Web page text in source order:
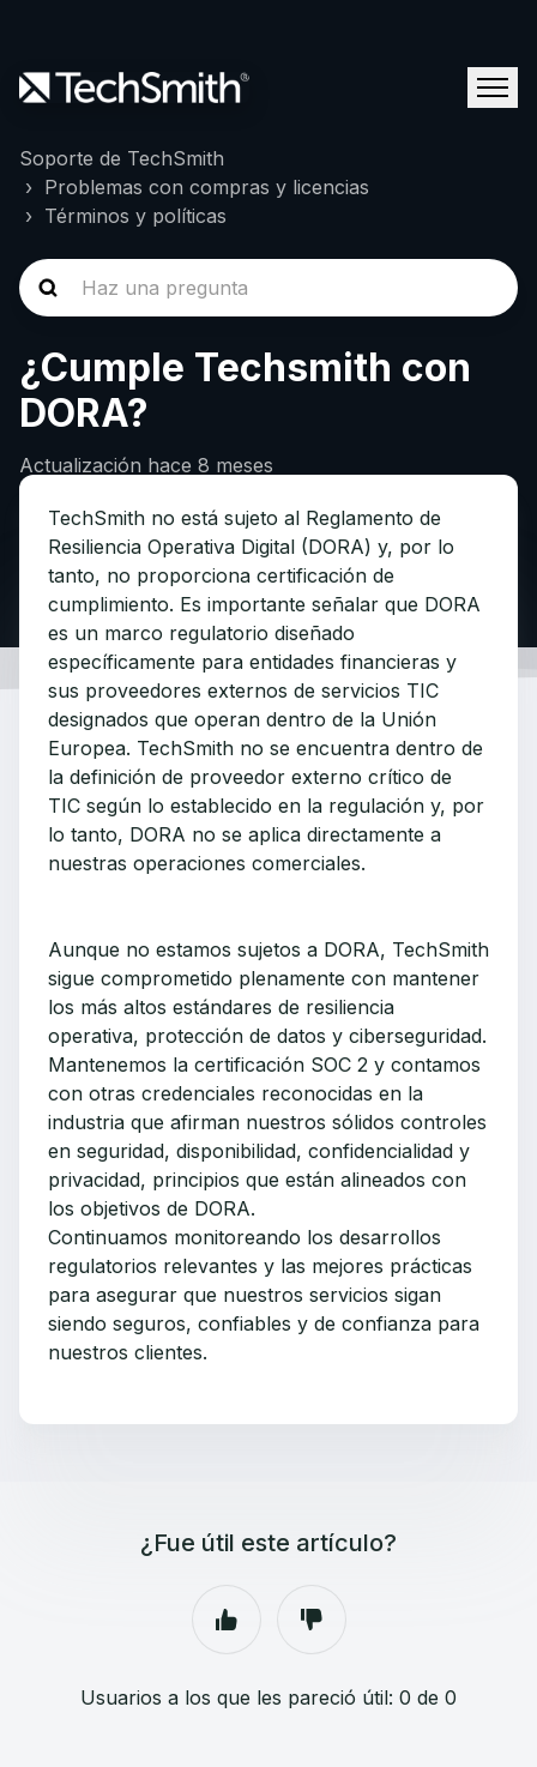
Soporte de TechSmith
Problemas con compras y licencias
Términos y políticas
¿Cumple Techsmith con
DORA?
Actualización hace 8 meses
TechSmith no está sujeto al Reglamento de
Resiliencia Operativa Digital (DORA) y, por lo
tanto, no proporciona certificación de
cumplimiento. Es importante señalar que DORA
es un marco regulatorio diseñado
específicamente para entidades financieras y
sus proveedores externos de servicios TIC
designados que operan dentro de la Unión
Europea. TechSmith no se encuentra dentro de
la definición de proveedor externo crítico de
TIC según lo establecido en la regulación y, por
lo tanto, DORA no se aplica directamente a
nuestras operaciones comerciales.
Aunque no estamos sujetos a DORA, TechSmith
sigue comprometido plenamente con mantener
los más altos estándares de resiliencia
operativa, protección de datos y ciberseguridad.
Mantenemos la certificación SOC 2 y contamos
con otras credenciales reconocidas en la
industria que afirman nuestros sólidos controles
en seguridad, disponibilidad, confidencialidad y
privacidad, principios que están alineados con
los objetivos de DORA.
Continuamos monitoreando los desarrollos
regulatorios relevantes y las mejores prácticas
para asegurar que nuestros servicios sigan
siendo seguros, confiables y de confianza para
nuestros clientes.
¿Fue útil este artículo?
Usuarios a los que les pareció útil: 0 de 0